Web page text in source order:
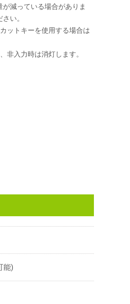
減っている場合がありま
い。
ットキーを使用する場合は
非入力時は消灯します。
能)